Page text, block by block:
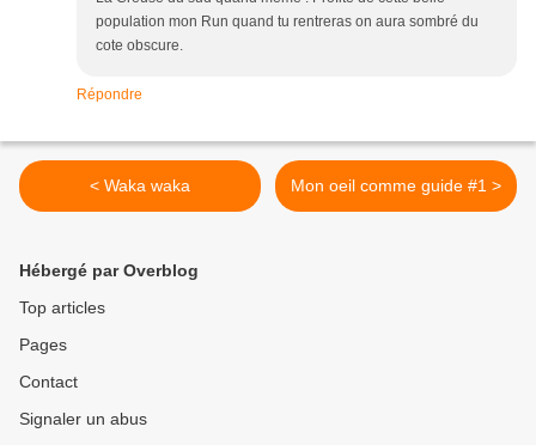
population mon Run quand tu rentreras on aura sombré du
cote obscure.
Répondre
< Waka waka Mon oeil comme guide #1 >
Hébergé par Overblog
Top articles
Pages
Contact
Signaler un abus